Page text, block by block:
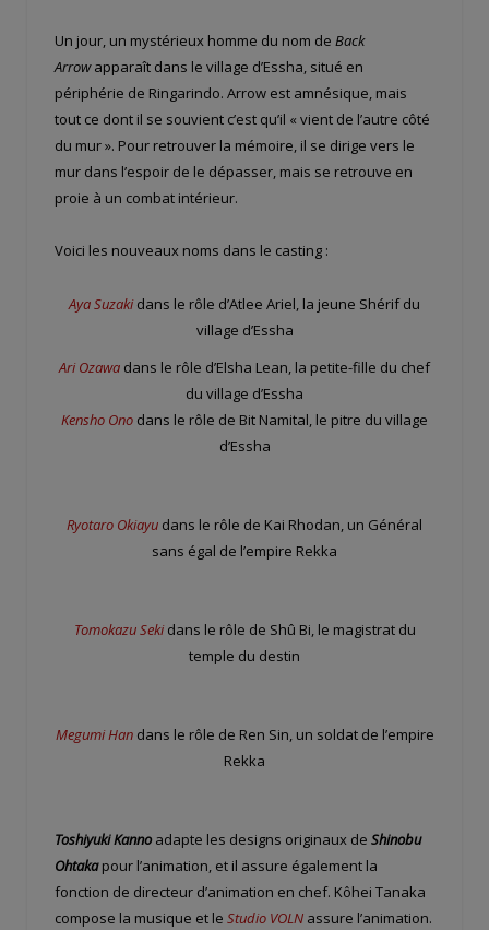
Un jour, un mystérieux homme du nom de Back
Arrowapparaît dans le village d’Essha, situé en
périphérie de Ringarindo. Arrow est amnésique, mais
tout ce dont il se souvient c’est qu’il « vient de l’autre côté
du mur ». Pour retrouver la mémoire, il se dirige vers le
mur dans l’espoir de le dépasser, mais se retrouve en
proie à un combat intérieur.
Voici les nouveaux noms dans le casting :
Aya Suzakidans le rôle d’Atlee Ariel, la jeune Shérif du
village d’Essha
Ari Ozawa dans le rôle d’Elsha Lean, la petite-fille du chef
du village d’Essha
Kensho Ono dans le rôle de Bit Namital, le pitre du village
d’Essha
Ryotaro Okiayu dans le rôle de Kai Rhodan, un Général
sans égal de l’empire Rekka
Tomokazu Sekidans le rôle de Shû Bi, le magistrat du
temple du destin
Megumi Handans le rôle de Ren Sin, un soldat de l’empire
Rekka
Toshiyuki Kannoadapte les designs originaux de Shinobu
Ohtakapour l’animation, et il assure également la
fonction de directeur d’animation en chef. Kôhei Tanaka
compose la musique et le Studio VOLN assure l’animation.